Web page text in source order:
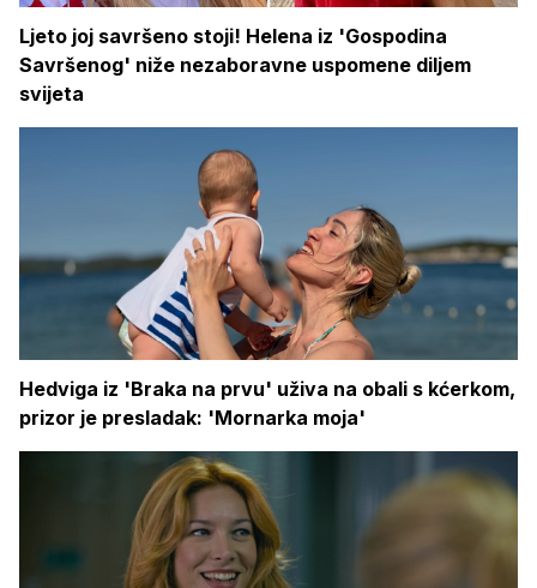
Ljeto joj savršeno stoji! Helena iz 'Gospodina
Savršenog' niže nezaboravne uspomene diljem
svijeta
Hedviga iz 'Braka na prvu' uživa na obali s kćerkom,
prizor je presladak: 'Mornarka moja'